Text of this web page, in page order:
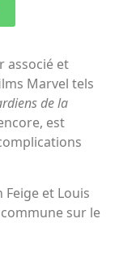
associé et
Marvel tels
de la
est
et Louis
sur le